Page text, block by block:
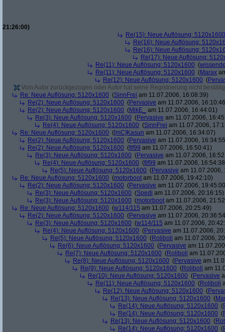
21:26:00)
Re(15): Neue Auflösung: 5120x1600
Re(16): Neue Auflösung:
Re(16): Neue Auflösung:
Re(17): Neue Auflösung:
Re(11): Neue Auflösung: 5120x1600 (
Re(11): Neue Auflösung: 5120x1600 (Marax
Re(12): Neue Auflösung: 5120x1600 (
Vom Autor zurückgezogen oder Autor hat seine Registrierung nicht
Re: Neue Auflösung: 5120x1600 (SinnFrei am 11.07.2006, 16:08:39)
Re(2): Neue Auflösung: 5120x1600 (Pervasive am 11.07.2006,
Re(2): Neue Auflösung: 5120x1600 (MikE_
am 11.07.2006, 16:44:01)
Re(3): Neue Auflösung: 5120x1600 (Pervasive am 11.07.2006,
Re(4): Neue Auflösung: 5120x1600 (SinnFrei am 11.07.2006,
Re: Neue Auflösung: 5120x1600 ([mC]Kasun am 11.07.2006, 16:34:07)
Re(2): Neue Auflösung: 5120x1600 (Pervasive am 11.07.2006,
Re(2): Neue Auflösung: 5120x1600 (fif99 am 11.07.2006, 16:50:41)
Re(3): Neue Auflösung: 5120x1600 (Pervasive am 11.07.2006,
Re(4): Neue Auflösung: 5120x1600 (fif99 am 11.07.2006,
Re(5): Neue Auflösung: 5120x1600 (Pervasive am 11.07.2006,
Re: Neue Auflösung: 5120x1600 (motorboot am 11.07.2006, 19:42:10)
Re(2): Neue Auflösung: 5120x1600 (Pervasive am 11.07.2006,
Re(3): Neue Auflösung: 5120x1600 (Spedi am 11.07.2006, 20:16:15)
Re(3): Neue Auflösung: 5120x1600 (motorboot am 11.07.2006,
Re: Neue Auflösung: 5120x1600 (w114/115 am 11.07.2006, 20:25:49)
Re(2): Neue Auflösung: 5120x1600 (Pervasive am 11.07.2006,
Re(3): Neue Auflösung: 5120x1600 (w114/115 am 11.07.2006,
Re(4): Neue Auflösung: 5120x1600 (Pervasive am 11.07.2006,
Re(5): Neue Auflösung: 5120x1600 (Roliboli am 11.07.2006,
Re(6): Neue Auflösung: 5120x1600 (Pervasive am
Re(7): Neue Auflösung: 5120x1600 (Roliboli am
Re(8): Neue Auflösung: 5120x1600 (Pervasive am
Re(9): Neue Auflösung: 5120x1600 (Roliboli am
Re(10): Neue Auflösung: 5120x1600 (Pervasive
Re(11): Neue Auflösung: 5120x1600 (Roliboli
Re(12): Neue Auflösung: 5120x1600 (
Re(13): Neue Auflösung: 5120x1600 (
Re(14): Neue Auflösung: 5120x1600 (
Re(14): Neue Auflösung: 5120x1600 (
Re(13): Neue Auflösung: 5120x1600 (
Re(14): Neue Auflösung: 5120x1600 (